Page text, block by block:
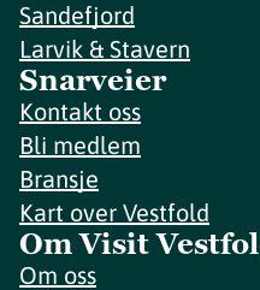
Sandefjord
Larvik & Stavern
Snarveier
Kontakt oss
Bli medlem
Bransje
Kart over Vestfold
Om Visit
Om oss